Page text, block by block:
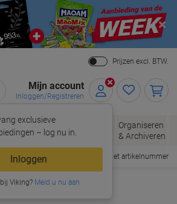
Prijzen excl. BTW.
Mijn account
Inloggen/Registreren
exclusieve
– log nu in.
Inloggen
Viking?Meld u nu aan
Kantoorartikelen
Organiseren
& Archiveren
Snel bestellen met artikelnummer